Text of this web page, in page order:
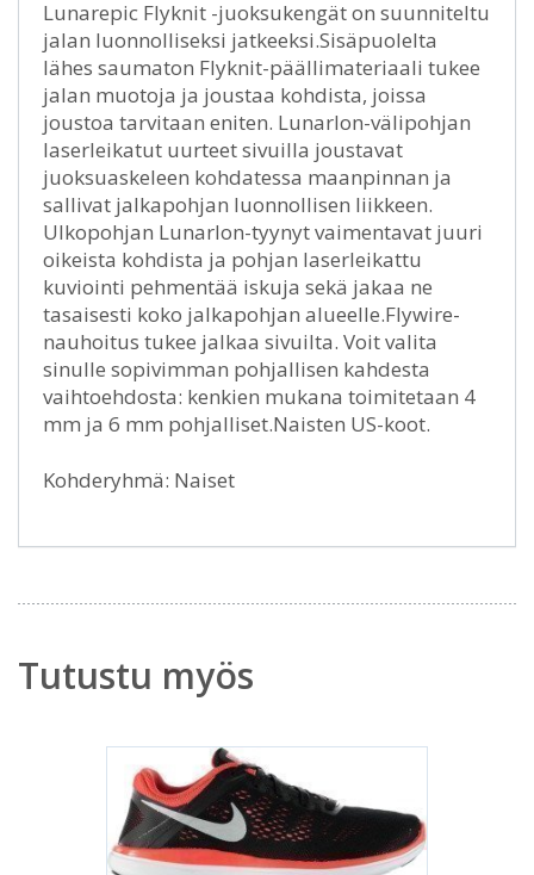
Lunarepic Flyknit -juoksukengät on suunniteltu
jalan luonnolliseksi jatkeeksi.Sisäpuolelta
lähes saumaton Flyknit-päällimateriaali tukee
jalan muotoja ja joustaa kohdista, joissa
joustoa tarvitaan eniten. Lunarlon-välipohjan
laserleikatut uurteet sivuilla joustavat
juoksuaskeleen kohdatessa maanpinnan ja
sallivat jalkapohjan luonnollisen liikkeen.
Ulkopohjan Lunarlon-tyynyt vaimentavat juuri
oikeista kohdista ja pohjan laserleikattu
kuviointi pehmentää iskuja sekä jakaa ne
tasaisesti koko jalkapohjan alueelle.Flywire-
nauhoitus tukee jalkaa sivuilta. Voit valita
sinulle sopivimman pohjallisen kahdesta
vaihtoehdosta: kenkien mukana toimitetaan 4
mm ja 6 mm pohjalliset.Naisten US-koot.
Kohderyhmä: Naiset
Tutustu myös